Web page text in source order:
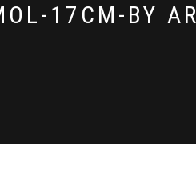
17CM-BY